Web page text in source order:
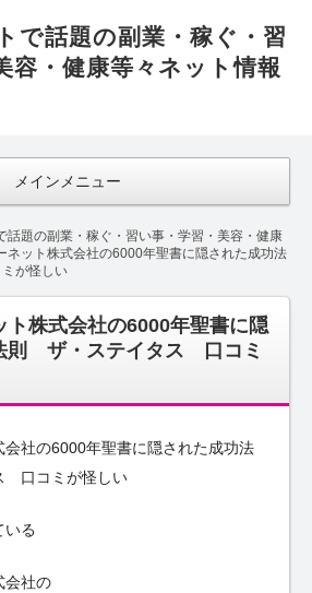
で話題の副業・稼ぐ・習
容・健康等々ネット情報
メインメニュー
話題の副業・稼ぐ・習い事・学習・美容・健康
ネット株式会社の6000年聖書に隠された成功法
が怪しい
ト株式会社の6000年聖書に隠
則 ザ・ステイタス 口コミ
会社の6000年聖書に隠された成功法
口コミが怪しい
いる
会社の